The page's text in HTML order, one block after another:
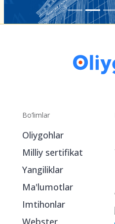
Bo‘limlar
Oliygohlar
Milliy sertifikat
Yangiliklar
Ma'lumotlar
Imtihonlar
Webster